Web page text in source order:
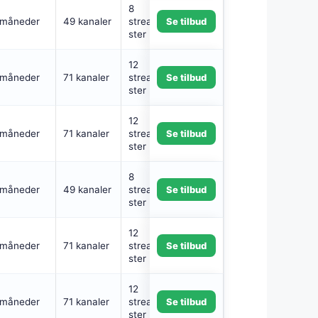
49 kanaler
8
streamingtjene
ster
Se tilbud
71 kanaler
12
streamingtjene
ster
Se tilbud
71 kanaler
12
streamingtjene
ster
Se tilbud
49 kanaler
8
streamingtjene
ster
Se tilbud
71 kanaler
12
streamingtjene
ster
Se tilbud
71 kanaler
12
streamingtjene
ster
Se tilbud